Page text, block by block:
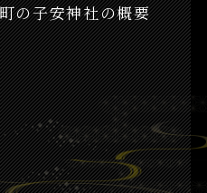
の子安神社の概要